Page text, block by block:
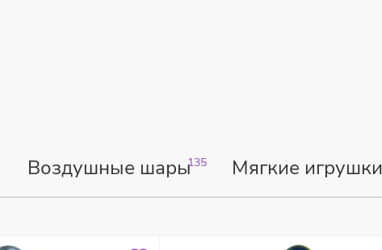
Воздушные шары135 Мягкие игрушки